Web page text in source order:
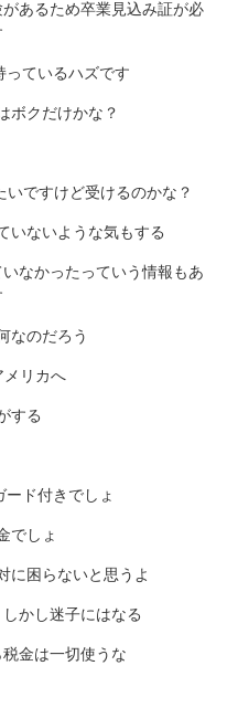
あるため卒業見込み証が必
っているハズです
ボクだけかな？
ですけど受けるのかな？
いないような気もする
なかったっていう情報もあ
なのだろう
メリカへ
する
ド付きでしょ
でしょ
に困らないと思うよ
かし迷子にはなる
金は一切使うな